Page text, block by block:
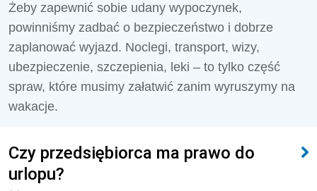
Żeby zapewnić sobie udany wypoczynek,
powinniśmy zadbać o bezpieczeństwo i dobrze
zaplanować wyjazd. Noclegi, transport, wizy,
ubezpieczenie, szczepienia, leki – to tylko część
spraw, które musimy załatwić zanim wyruszymy na
wakacje.
Czy przedsiębiorca ma prawo do
urlopu?